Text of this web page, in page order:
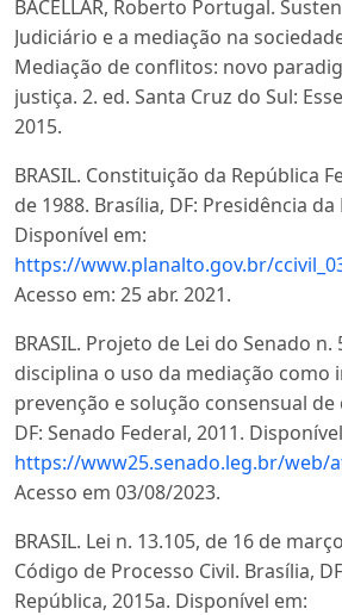
BACELLAR, Roberto Portugal.
Judiciário e a mediação na
Mediação de conflitos: novo
justiça. 2. ed. Santa Cruz do Sul:
2015.
BRASIL. Constituição da República
de 1988. Brasília, DF: Presidência
Disponível em:
https://www.planalto.gov.br/
Acesso em: 25 abr. 2021.
BRASIL. Projeto de Lei do Senado
disciplina o uso da mediação
prevenção e solução consensual
DF: Senado Federal, 2011.
https://www25.senado.leg.br/web/
Acesso em 03/08/2023.
BRASIL. Lei n. 13.105, de 16 de
Código de Processo Civil. Brasília,
República, 2015a. Disponível em: